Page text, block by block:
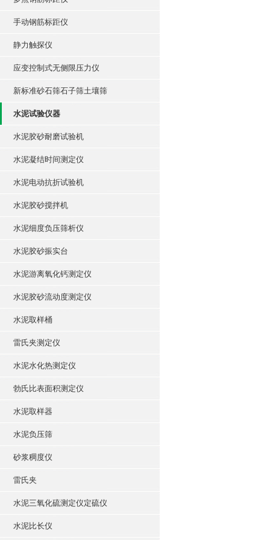
手动钢筋标距仪
静力触探仪
应变控制式无侧限压力仪
新标准砂石筛石子筛土壤筛
水泥试验仪器
水泥胶砂耐磨试验机
水泥凝结时间测定仪
水泥电动抗折试验机
水泥胶砂搅拌机
水泥细度负压筛析仪
水泥胶砂振实台
水泥游离氧化钙测定仪
水泥胶砂流动度测定仪
水泥取样桶
雷氏夹测定仪
水泥水化热测定仪
勃氏比表面积测定仪
水泥取样器
水泥负压筛
砂浆稠度仪
雷氏夹
水泥三氧化硫测定仪定硫仪
水泥比长仪